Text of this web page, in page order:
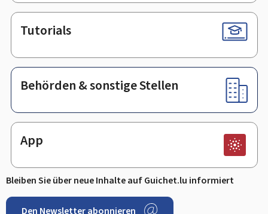
Tutorials
Behörden & sonstige Stellen
App
Bleiben Sie über neue Inhalte auf Guichet.lu informiert
Den Newsletter abonnieren